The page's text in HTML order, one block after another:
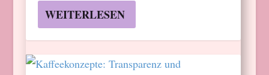
WEITERLESEN